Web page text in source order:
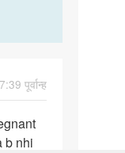
पूर्वान्ह
b nhi